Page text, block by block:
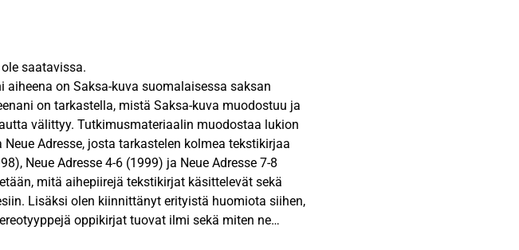
saatavissa.
aiheena on Saksa-kuva suomalaisessa saksan
on tarkastella, mistä Saksa-kuva muodostuu ja
välittyy. Tutkimusmateriaalin muodostaa lukion
Adresse, josta tarkastelen kolmea tekstikirjaa
Neue Adresse 4-6 (1999) ja Neue Adresse 7-8
mitä aihepiirejä tekstikirjat käsittelevät sekä
Lisäksi olen kiinnittänyt erityistä huomiota siihen,
oppikirjat tuovat ilmi sekä miten ne